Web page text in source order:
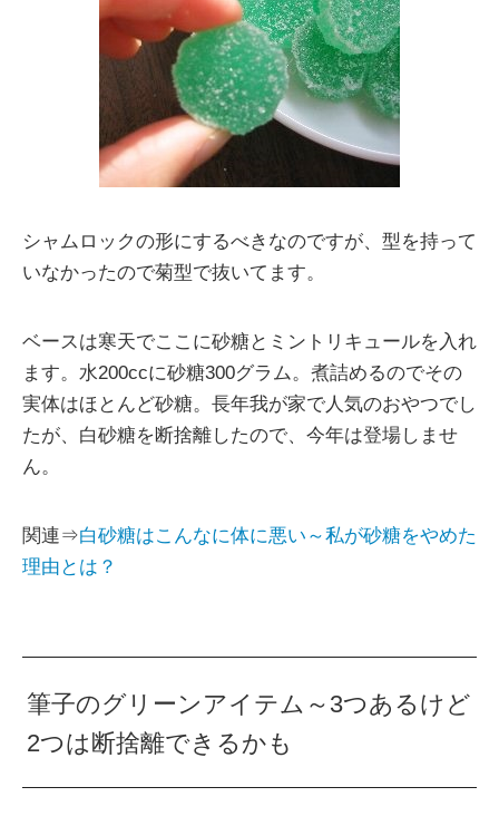
シャムロックの形にするべきなのですが、型を持って
いなかったので菊型で抜いてます。
ベースは寒天でここに砂糖とミントリキュールを入れ
ます。水200ccに砂糖300グラム。煮詰めるのでその
実体はほとんど砂糖。長年我が家で人気のおやつでし
たが、白砂糖を断捨離したので、今年は登場しませ
ん。
関連⇒白砂糖はこんなに体に悪い～私が砂糖をやめた
理由とは？
筆子のグリーンアイテム～3つあるけど
2つは断捨離できるかも